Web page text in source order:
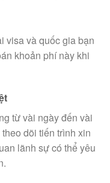
visa và quốc gia bạn
khoản phí này khi
từ vài ngày đến vài
dõi tiến trình xin
lãnh sự có thể yêu